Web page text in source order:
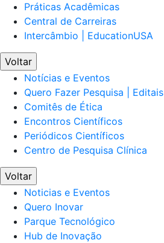
Práticas Acadêmicas
Central de Carreiras
Intercâmbio | EducationUSA
Voltar
Notícias e Eventos
Quero Fazer Pesquisa | Editais
Comitês de Ética
Encontros Científicos
Periódicos Científicos
Centro de Pesquisa Clínica
Voltar
Noticias e Eventos
Quero Inovar
Parque Tecnológico
Hub de Inovação